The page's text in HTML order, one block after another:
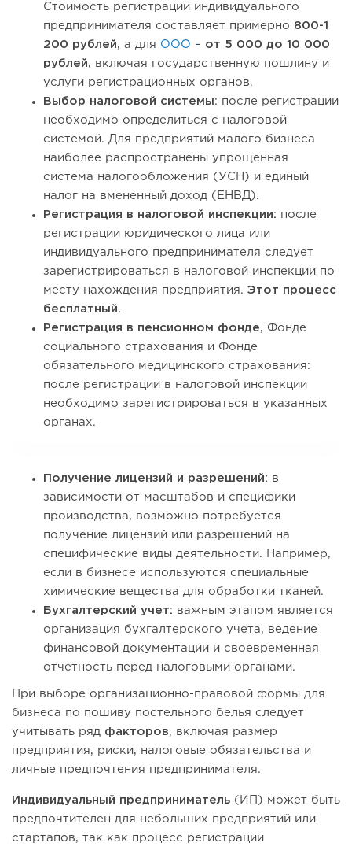
Стоимость регистрации индивидуального
предпринимателя составляет примерно 800-1
200 рублей, а для ООО – от 5 000 до 10 000
рублей, включая государственную пошлину и
услуги регистрационных органов.
Выбор налоговой системы: после регистрации
необходимо определиться с налоговой
системой. Для предприятий малого бизнеса
наиболее распространены упрощенная
система налогообложения (УСН) и единый
налог на вмененный доход (ЕНВД).
Регистрация в налоговой инспекции: после
регистрации юридического лица или
индивидуального предпринимателя следует
зарегистрироваться в налоговой инспекции по
месту нахождения предприятия. Этот процесс
бесплатный.
Регистрация в пенсионном фонде, Фонде
социального страхования и Фонде
обязательного медицинского страхования:
после регистрации в налоговой инспекции
необходимо зарегистрироваться в указанных
органах.
Получение лицензий и разрешений: в
зависимости от масштабов и специфики
производства, возможно потребуется
получение лицензий или разрешений на
специфические виды деятельности. Например,
если в бизнесе используются специальные
химические вещества для обработки тканей.
Бухгалтерский учет: важным этапом является
организация бухгалтерского учета, ведение
финансовой документации и своевременная
отчетность перед налоговыми органами.
При выборе организационно-правовой формы для
бизнеса по пошиву постельного белья следует
учитывать ряд факторов, включая размер
предприятия, риски, налоговые обязательства и
личные предпочтения предпринимателя.
Индивидуальный предприниматель (ИП) может быть
предпочтителен для небольших предприятий или
стартапов, так как процесс регистрации